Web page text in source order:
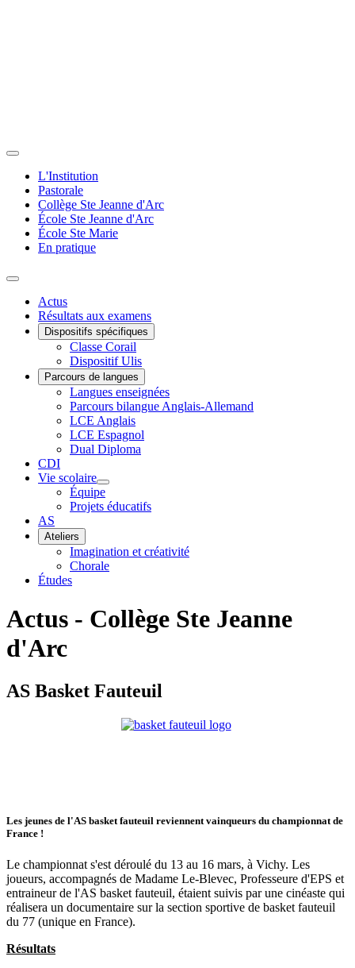
L'Institution
Pastorale
Collège Ste Jeanne d'Arc
École Ste Jeanne d'Arc
École Ste Marie
En pratique
Actus
Résultats aux examens
Dispositifs spécifiques
Classe Corail
Dispositif Ulis
Parcours de langues
Langues enseignées
Parcours bilangue Anglais-Allemand
LCE Anglais
LCE Espagnol
Dual Diploma
CDI
Vie scolaire
Équipe
Projets éducatifs
AS
Ateliers
Imagination et créativité
Chorale
Études
Actus - Collège Ste Jeanne
d'Arc
AS Basket Fauteuil
Les jeunes de l'AS basket fauteuil reviennent vainqueurs du championnat de
France !
Le championnat s'est déroulé du 13 au 16 mars, à Vichy. Les
joueurs, accompagnés de Madame Le-Blevec, Professeure d'EPS et
entraineur de l'AS basket fauteuil, étaient suivis par une cinéaste qui
réalisera un documentaire sur la section sportive de basket fauteuil
du 77 (unique en France).
Résultats